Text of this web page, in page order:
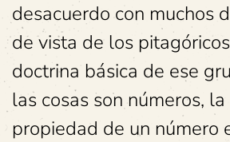
desacuerdo con muchos
de vista de los
doctrina básica de ese
las cosas son números,
propiedad de un número